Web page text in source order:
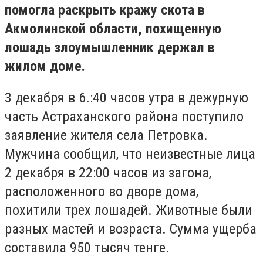
помогла раскрыть кражу скота в
Акмолинской области, похищенную
лошадь злоумышленник держал в
жилом доме.
3 декабря в 6.:40 часов утра в дежурную
часть Астраханского района поступило
заявление жителя села Петровка.
Мужчина сообщил, что неизвестные лица
2 декабря в 22:00 часов из загона,
расположенного во дворе дома,
похитили трех лошадей. Животные были
разных мастей и возраста. Сумма ущерба
составила 950 тысяч тенге.